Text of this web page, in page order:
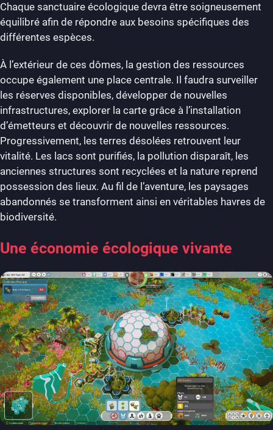
Chaque sanctuaire écologique devra être soigneusement
équilibré afin de répondre aux besoins spécifiques des
différentes espèces.
À l’extérieur de ces dômes, la gestion des ressources
occupe également une place centrale. Il faudra surveiller
les réserves disponibles, développer de nouvelles
infrastructures, explorer la carte grâce à l’installation
d’émetteurs et découvrir de nouvelles ressources.
Progressivement, les terres désolées retrouvent leur
vitalité. Les lacs sont purifiés, la pollution disparaît, les
anciennes structures sont recyclées et la nature reprend
possession des lieux. Au fil de l’aventure, les paysages
abandonnés se transforment ainsi en véritables havres de
biodiversité.
Une économie écologique vivante